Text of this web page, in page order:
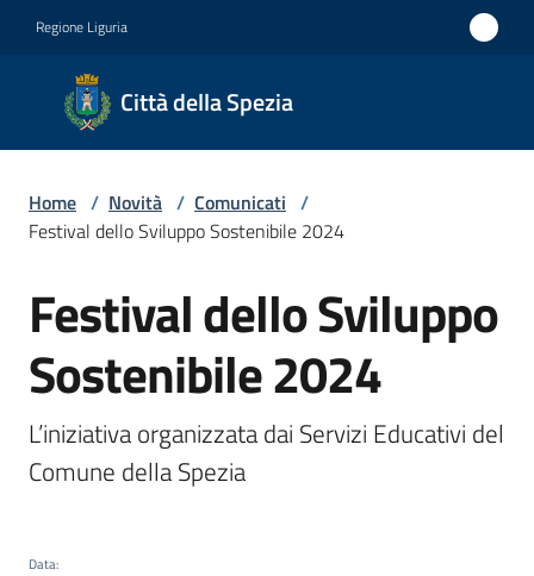
Regione Liguria
Città della Spezia
Città
della
Medaglia
Merito
Civile
Medaglia
d'argento
al Valor
Militare
Home / Novità / Comunicati /
Festival dello Sviluppo Sostenibile 2024
Salta al contenuto
Festival dello Sviluppo
Sostenibile 2024
L’iniziativa organizzata dai Servizi Educativi del
Comune della Spezia
Data: